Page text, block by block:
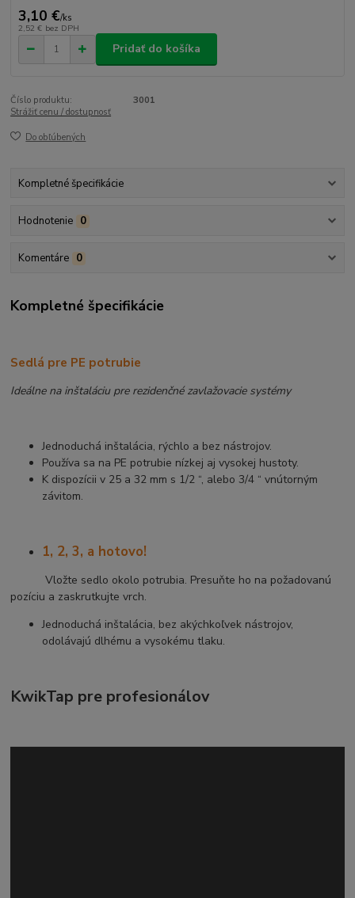
3,10 €/ks
2,52 € bez DPH
Pridať do košíka
Číslo produktu:
3001
Strážiť cenu / dostupnosť
Do obľúbených
Kompletné špecifikácie
Hodnotenie 0
Komentáre 0
Kompletné špecifikácie
Sedlá pre PE potrubie
Ideálne na inštaláciu pre rezidenčnézavlažovacie systémy
Jednoduchá inštalácia, rýchlo a bez nástrojov.
Používa sa na PE potrubie nízkej aj vysokej hustoty.
K dispozícii v 25 a 32 mm s 1/2 “, alebo 3/4 “ vnútorným
závitom.
1, 2, 3, a hotovo!
Vložte sedlo okolo potrubia. Presuňte ho na požadovanú
pozíciu a zaskrutkujte vrch.
Jednoduchá inštalácia, bez akýchkoľvek nástrojov,
odolávajú dlhému a vysokému tlaku.
KwikTap pre profesionálov